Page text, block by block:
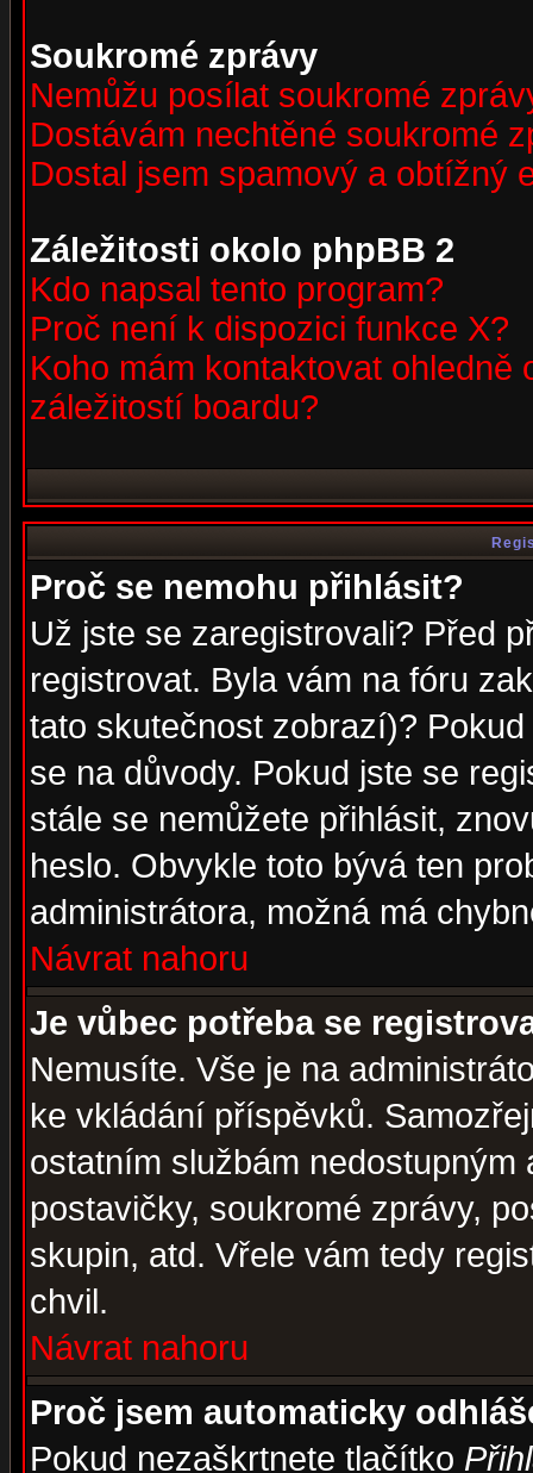
Soukromé zprávy
Nemůžu posílat soukromé
Dostávám nechtěné soukromé
Dostal jsem spamový a obtížný
Záležitosti okolo phpBB 2
Kdo napsal tento program?
Proč není k dispozici funkce X?
Koho mám kontaktovat
záležitostí boardu?
Proč se nemohu přihlásit?
Už jste se zaregistrovali? Před
registrovat. Byla vám na fóru
tato skutečnost zobrazí)?
se na důvody. Pokud jste se
stále se nemůžete přihlásit,
heslo. Obvykle toto bývá ten
administrátora, možná má
Návrat nahoru
Je vůbec potřeba se
Nemusíte. Vše je na
ke vkládání příspěvků.
ostatním službám
postavičky, soukromé zprávy,
skupin, atd. Vřele vám tedy
chvil.
Návrat nahoru
Proč jsem automaticky
Pokud nezaškrtnete tlačítko